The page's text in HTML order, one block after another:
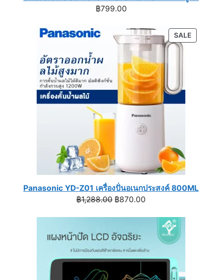
฿799.00
SALE
ON
Panasonic YD-Z01 เครื่องปั่นอเนกประสงค์ 800ML
฿1,288.00 Original
฿1,288.00.
฿870.00
฿870.00.